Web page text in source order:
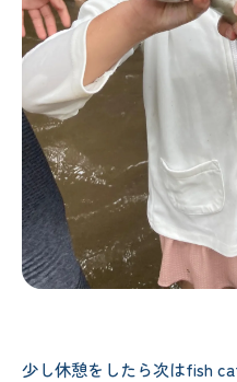
少し休憩をしたら次はfish